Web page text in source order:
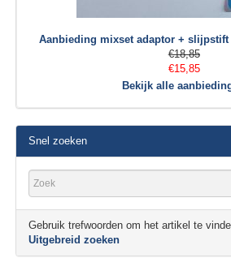
Aanbieding mixset adaptor +
€18,85
€15,85
Bekijk alle
Snel zoeken
Gebruik trefwoorden om het artikel te
Uitgebreid zoeken